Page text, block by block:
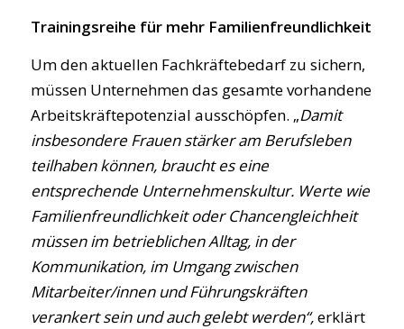
Trainingsreihe für mehr Familienfreundlichkeit
Um den aktuellen Fachkräftebedarf zu sichern,
müssen Unternehmen das gesamte vorhandene
Arbeitskräftepotenzial ausschöpfen. „Damit
insbesondere Frauen stärker am Berufsleben
teilhaben können, braucht es eine
entsprechende Unternehmenskultur. Werte wie
Familienfreundlichkeit oder Chancengleichheit
müssen im betrieblichen Alltag, in der
Kommunikation, im Umgang zwischen
Mitarbeiter/innen und Führungskräften
verankert sein und auch gelebt werden“,erklärt